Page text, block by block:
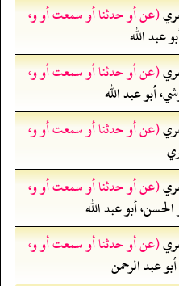
(عن أو حدثنا أو سمعت أو و،
عبد الله
(عن أو حدثنا أو سمعت أو و،
أبو عبد الله
(عن أو حدثنا أو سمعت أو و،
(عن أو حدثنا أو سمعت أو و،
أبو عبد الله
(عن أو حدثنا أو سمعت أو و،
عبد الرحمن